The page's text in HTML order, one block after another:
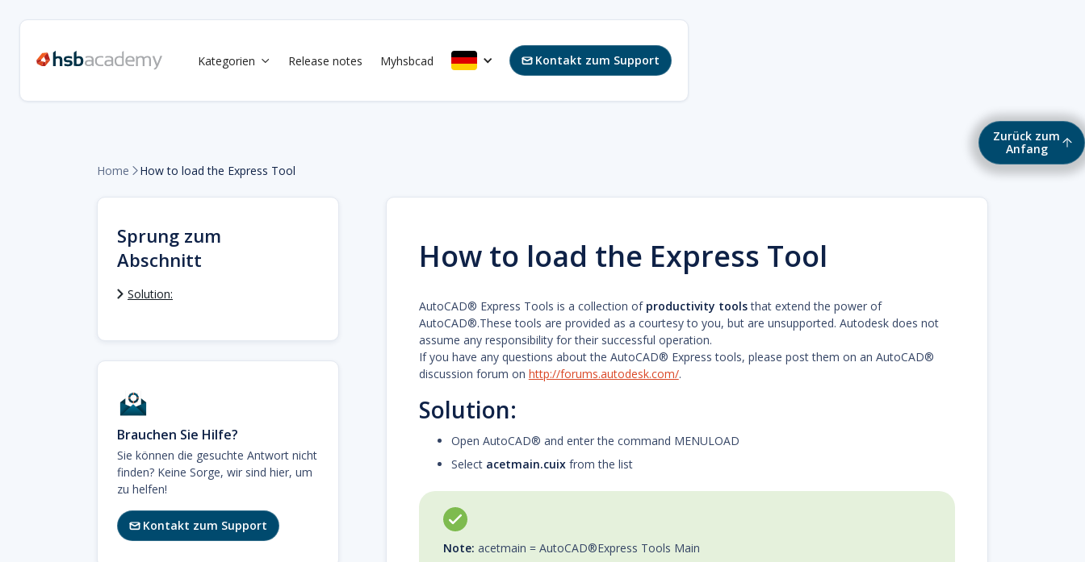
Kategorien  Release notes Myhsbcad Kontakt zum Support
Zurück zum
Anfang
Home  How to load the Express Tool
Sprung zum
Abschnitt
Solution:
Brauchen Sie Hilfe?
Sie können die gesuchte Antwort nicht
finden? Keine Sorge, wir sind hier, um
zu helfen!
Kontakt zum Support
How to load the Express Tool
AutoCAD® Express Tools is a collection of productivity toolsthat extend the power of
AutoCAD®.These tools are provided as a courtesy to you, but are unsupported. Autodesk does not
assume any responsibility for their successful operation.
If you have any questions about the AutoCAD® Express tools, please post them on an AutoCAD®
discussion forum on http://forums.autodesk.com/.
Solution:
Open AutoCAD® and enter the command MENULOAD
Select acetmain.cuixfrom the list
Note: acetmain = AutoCAD®Express Tools Main